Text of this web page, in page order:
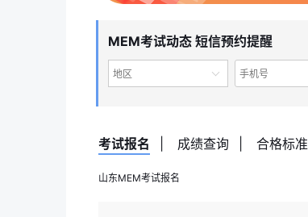
MEM考试动态 短信预约提醒
地区
考试报名 成绩查询 合格标准
山东MEM考试报名